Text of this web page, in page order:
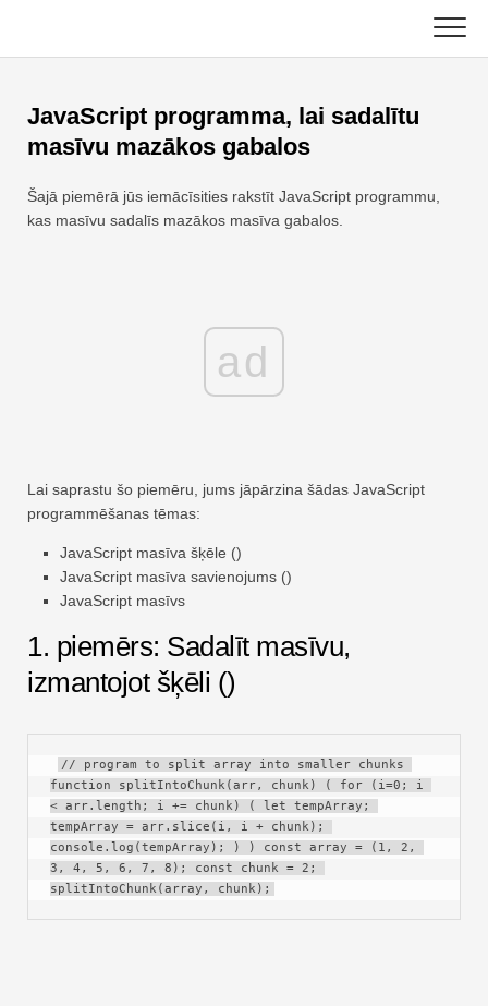
content
Excel funkcijas
Diagramma
Jaunumi
TechTV
C ++
Ātra
JavaScript programma, lai sadalītu
masīvu mazākos gabalos
Šajā piemērā jūs iemācīsities rakstīt JavaScript programmu,
kas masīvu sadalīs mazākos masīva gabalos.
ad
Lai saprastu šo piemēru, jums jāpārzina šādas JavaScript
programmēšanas tēmas:
JavaScript masīva šķēle ()
JavaScript masīva savienojums ()
JavaScript masīvs
1. piemērs: Sadalīt masīvu,
izmantojot šķēli ()
// program to split array into smaller chunks
function splitIntoChunk(arr, chunk) ( for (i=0; i
< arr.length; i += chunk) ( let tempArray;
tempArray = arr.slice(i, i + chunk);
console.log(tempArray); ) ) const array = (1, 2,
3, 4, 5, 6, 7, 8); const chunk = 2;
splitIntoChunk(array, chunk);